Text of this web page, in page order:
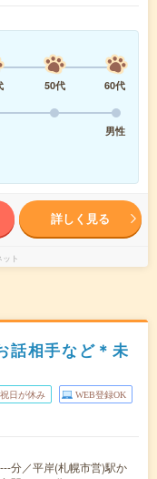
50代
60代
男性
詳しく見る
ト
話相手など＊未
日が休み WEB登録OK
分／平岸(札幌市営)駅か